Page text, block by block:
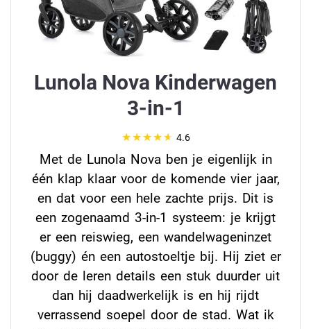
Lunola Nova Kinderwagen
3-in-1
4.6
Met de Lunola Nova ben je eigenlijk in
één klap klaar voor de komende vier jaar,
en dat voor een hele zachte prijs. Dit is
een zogenaamd 3-in-1 systeem: je krijgt
er een reiswieg, een wandelwageninzet
(buggy) én een autostoeltje bij. Hij ziet er
door de leren details een stuk duurder uit
dan hij daadwerkelijk is en hij rijdt
verrassend soepel door de stad. Wat ik